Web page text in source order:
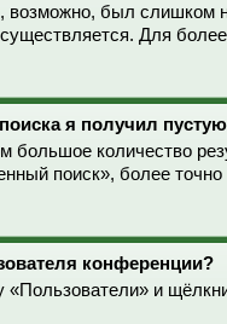
возможно, был слишком
Для
я получил
большое количество
поиск», более
конференции?
«Пользователи» и